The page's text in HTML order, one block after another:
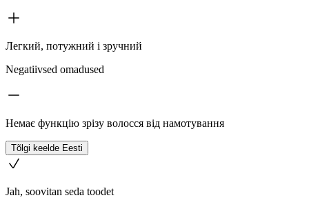
Легкий, потужний і зручний
Negatiivsed omadused
Немає функцію зрізу волосся від намотування
Tõlgi keelde Eesti
Jah, soovitan seda toodet